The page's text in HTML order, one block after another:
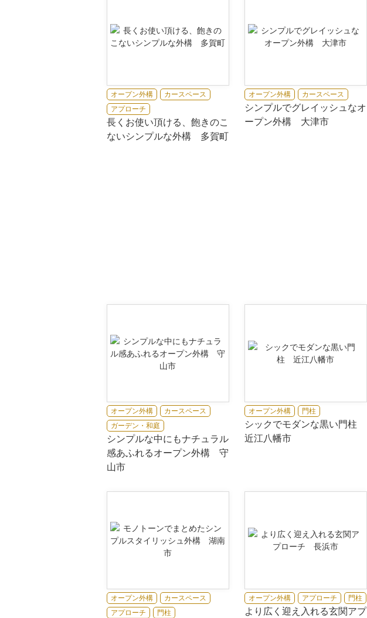
オープン外構
カースペース
アプローチ
長くお使い頂ける、飽きのこ
ないシンプルな外構 多賀町
オープン外構 カースペース
シンプルでグレイッシュなオ
ープン外構 大津市
オープン外構
カースペース
ガーデン・和庭
シンプルな中にもナチュラル
感あふれるオープン外構 守
山市
オープン外構 門柱
シックでモダンな黒い門柱
近江八幡市
オープン外構
カースペース
アプローチ
門柱
オープン外構 アプローチ 門柱
より広く迎え入れる玄関アプ